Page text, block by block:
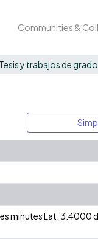
Communities &
Tesis y trabajos de grado
minutes Lat: